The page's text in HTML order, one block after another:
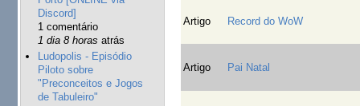
Discord]
1 comentário
1 dia 8 horas atrás
Ludopolis - Episódio
Piloto sobre
"Preconceitos e Jogos
de Tabuleiro"
Artigo Record do WoW
Artigo Pai Natal